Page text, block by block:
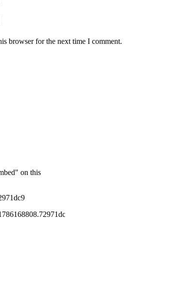
browser for the next time I comment.